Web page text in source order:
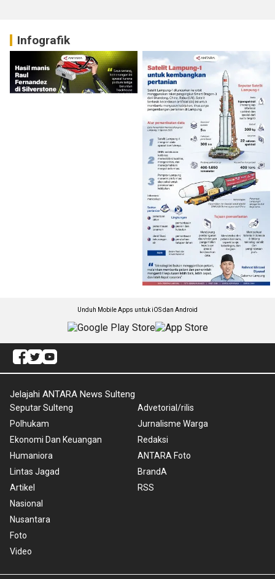
Infografik
Unduh Mobile Apps untuk iOS dan Android
Jelajahi ANTARA News Sulteng
Seputar Sulteng
Polhukam
Ekonomi Dan Keuangan
Humaniora
Lintas Jagad
Artikel
Nasional
Nusantara
Foto
Video
Advetorial/rilis
Jurnalisme Warga
Redaksi
ANTARA Foto
BrandA
RSS